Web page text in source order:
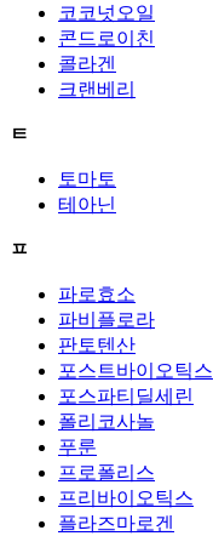
코코넛오일
콘드로이친
콜라겐
크랜베리
ㅌ
토마토
테아닌
ㅍ
파로효소
파비플로라
판토텐산
포스트바이오틱스
포스파티딜세린
폴리코사놀
푸룬
프로폴리스
프리바이오틱스
플라즈마로겐